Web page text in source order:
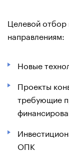
Целевой отбор
направлениям:
Новые
Проекты
требующие
ОПК